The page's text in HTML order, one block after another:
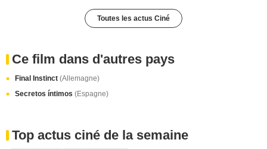
Toutes les actus Ciné
Ce film dans d'autres pays
Final Instinct (Allemagne)
Secretos íntimos (Espagne)
Top actus ciné de la semaine